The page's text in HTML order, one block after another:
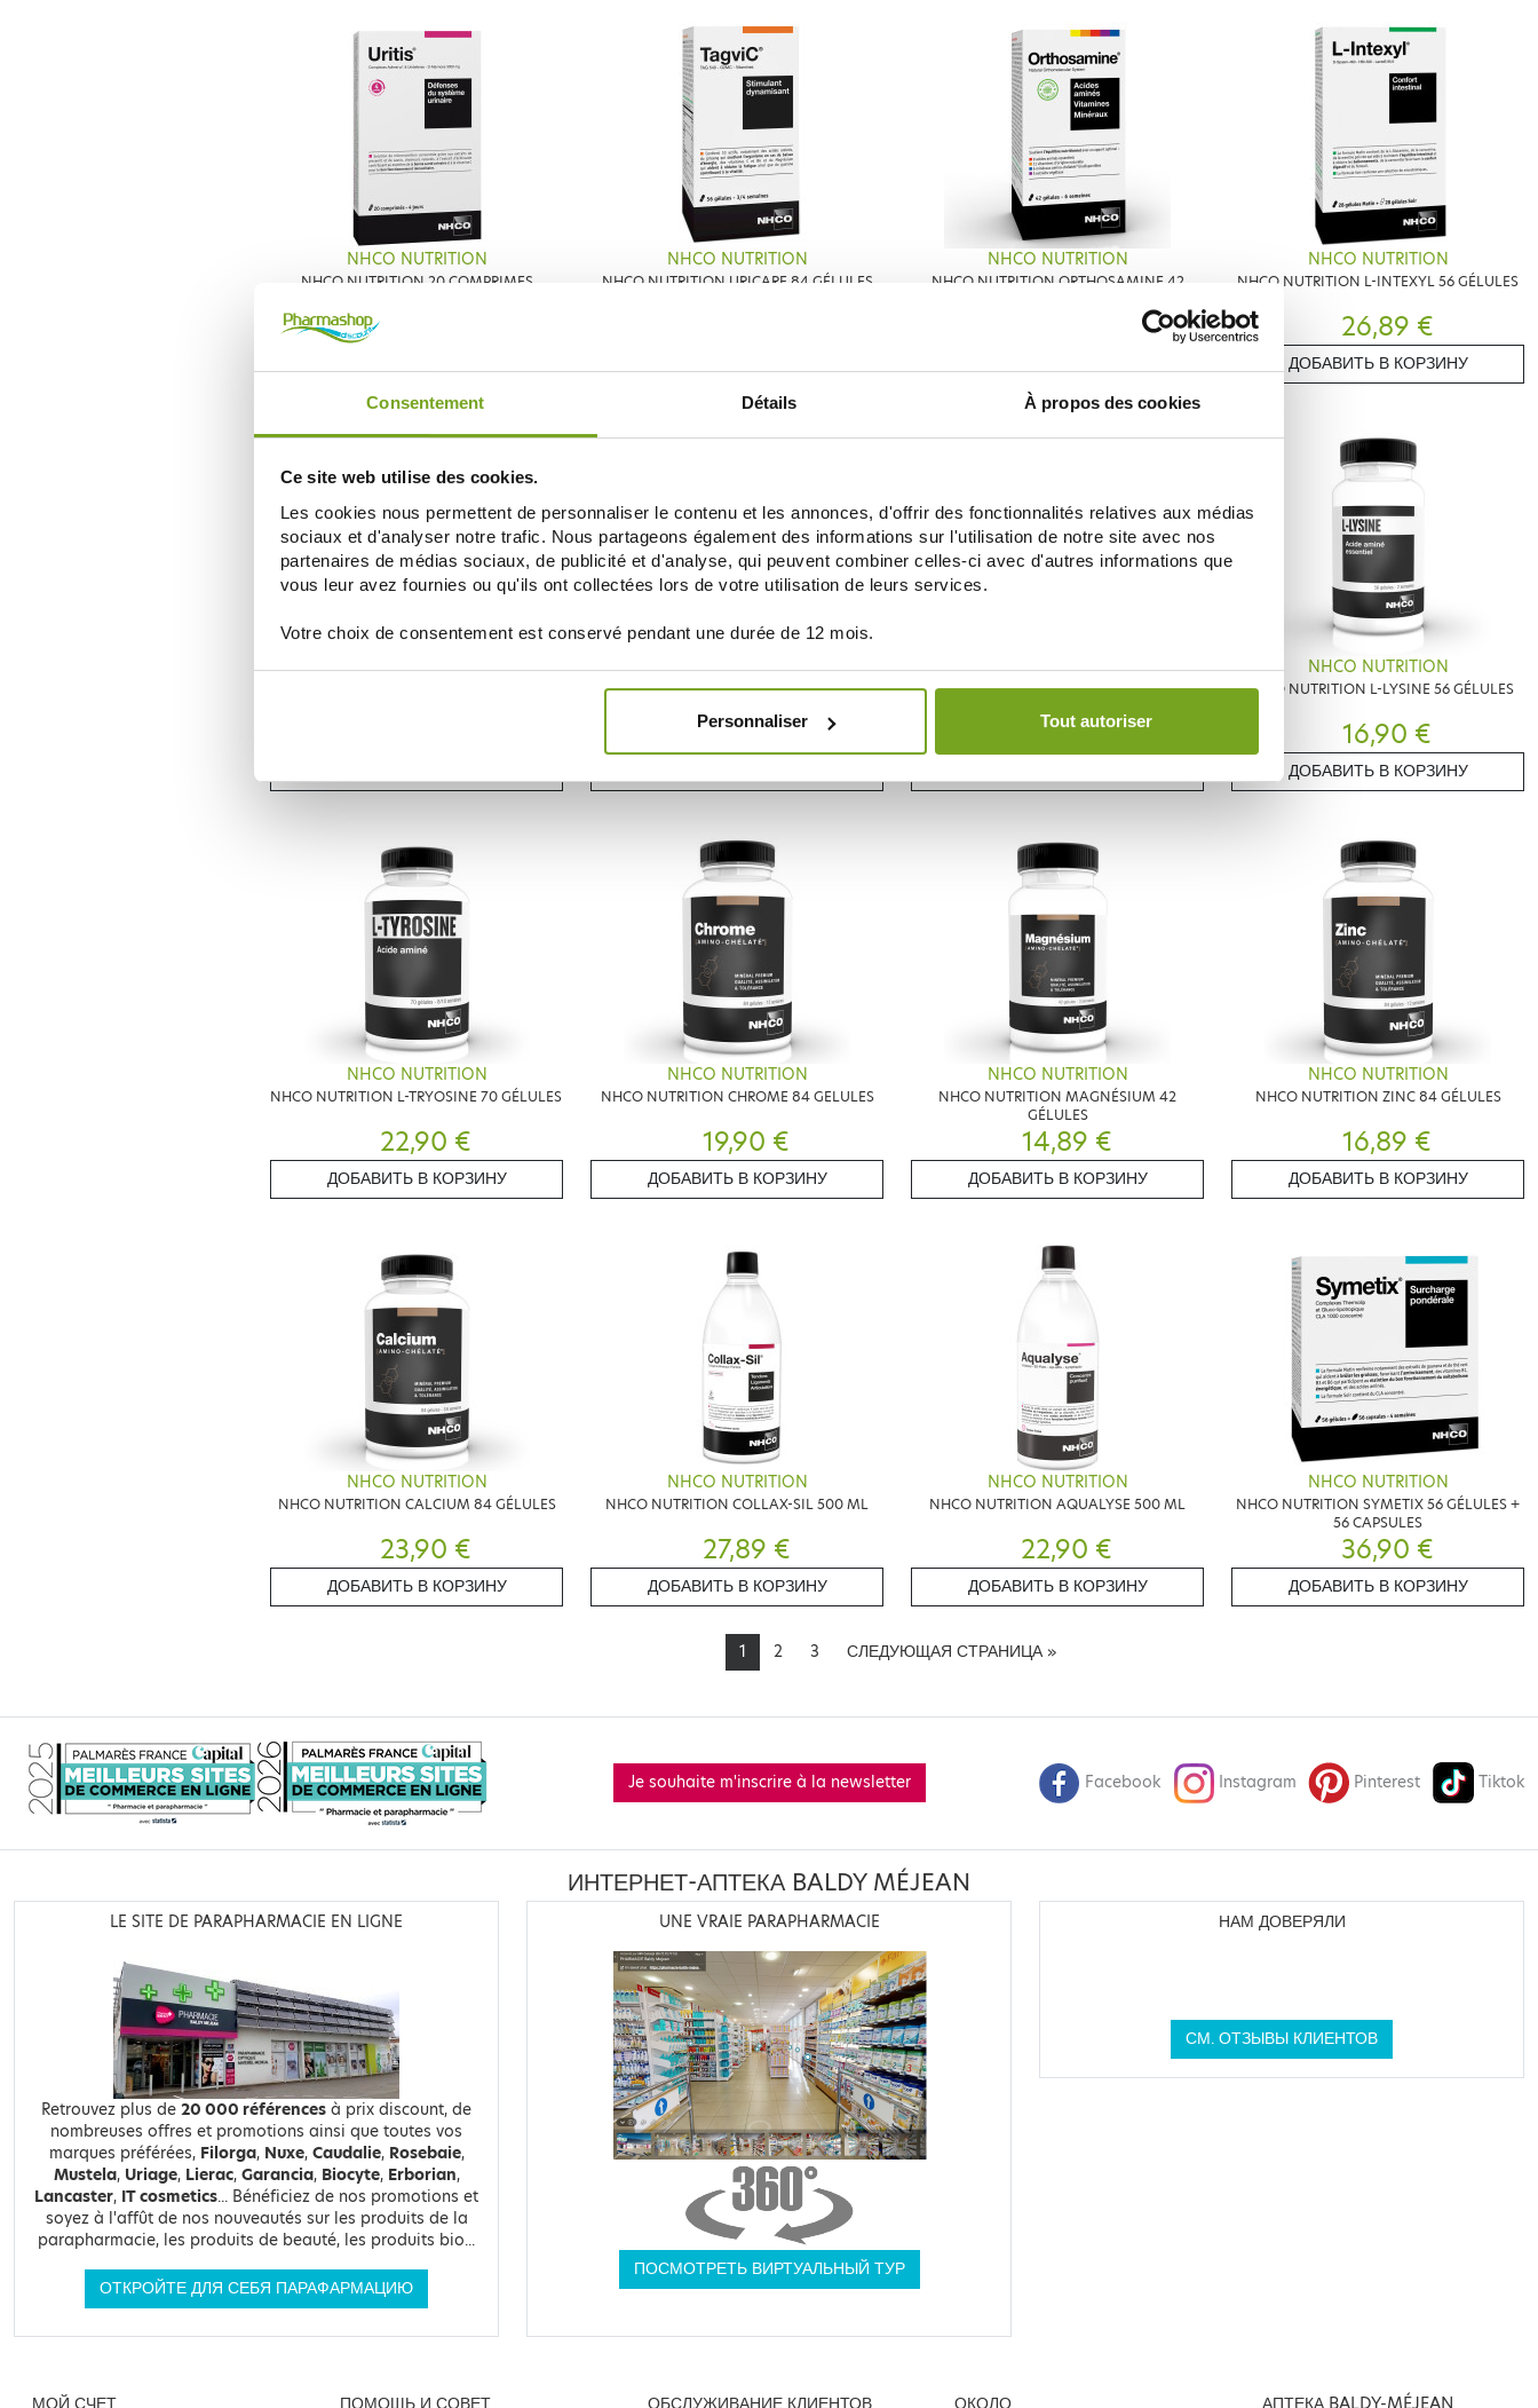
Consentement Détails À propos des cookies
Ce site web utilise des cookies.
Les cookies nous permettent de personnaliser le contenu et les annonces, d'offrir des fonctionnalités relatives aux médias
sociaux et d'analyser notre trafic. Nous partageons également des informations sur l'utilisation de notre site avec nos
partenaires de médias sociaux, de publicité et d'analyse, qui peuvent combiner celles-ci avec d'autres informations que
vous leur avez fournies ou qu'ils ont collectées lors de votre utilisation de leurs services.
Votre choix de consentement est conservé pendant une durée de 12 mois.
Personnaliser Tout autoriser
NHCO NUTRITION
NHCO NUTRITION 20 COMPRIMES
NHCO NUTRITION
NHCO NUTRITION URICARE 84 GÉLULES
NHCO NUTRITION
NHCO NUTRITION ORTHOSAMINE 42
NHCO NUTRITION
NHCO NUTRITION L-INTEXYL 56 GÉLULES
26,89 €
ДОБАВИТЬ В КОРЗИНУ
NHCO NUTRITION NHCO NUTRITION
NHCO NUTRITION L-ARGININE 84
22,90 €
NHCO NUTRITION
NHCO NUTRITION L-GLUTAMINE 84
21,90 €
NHCO NUTRITION
NHCO NUTRITION L-LYSINE 56 GÉLULES
16,90 €
ДОБАВИТЬ В КОРЗИНУ
NHCO NUTRITION
NHCO NUTRITION L-TRYOSINE 70 GÉLULES
22,90 €
ДОБАВИТЬ В КОРЗИНУ
NHCO NUTRITION
NHCO NUTRITION CHROME 84 GELULES
19,90 €
ДОБАВИТЬ В КОРЗИНУ
NHCO NUTRITION
NHCO NUTRITION MAGNÉSIUM 42
GÉLULES
14,89 €
ДОБАВИТЬ В КОРЗИНУ
NHCO NUTRITION
NHCO NUTRITION ZINC 84 GÉLULES
16,89 €
ДОБАВИТЬ В КОРЗИНУ
NHCO NUTRITION
NHCO NUTRITION CALCIUM 84 GÉLULES
23,90 €
ДОБАВИТЬ В КОРЗИНУ
NHCO NUTRITION
NHCO NUTRITION COLLAX-SIL 500 ML
27,89 €
ДОБАВИТЬ В КОРЗИНУ
NHCO NUTRITION
NHCO NUTRITION AQUALYSE 500 ML
22,90 €
ДОБАВИТЬ В КОРЗИНУ
NHCO NUTRITION
NHCO NUTRITION SYMETIX 56 GÉLULES +
56 CAPSULES
36,90 €
ДОБАВИТЬ В КОРЗИНУ
1 2 3 СЛЕДУЮЩАЯ СТРАНИЦА »
Je souhaite m'inscrire à la newsletter Facebook Instagram Pinterest Tiktok
ИНТЕРНЕТ-АПТЕКА BALDY MÉJEAN
LE SITE DE PARAPHARMACIE EN LIGNE
Retrouvez plus de 20 000 références à prix discount, de
nombreuses offres et promotions ainsi que toutes vos
marques préférées, Filorga, Nuxe, Caudalie, Rosebaie,
Mustela, Uriage, Lierac, Garancia, Biocyte, Erborian,
Lancaster, IT cosmetics... Bénéficiez de nos promotions et
soyez à l'affût de nos nouveautés sur les produits de la
parapharmacie, les produits de beauté, les produits bio...
ОТКРОЙТЕ ДЛЯ СЕБЯ ПАРАФАРМАЦИЮ
UNE VRAIE PARAPHARMACIE
ПОСМОТРЕТЬ ВИРТУАЛЬНЫЙ ТУР
НАМ ДОВЕРЯЛИ
СМ. ОТЗЫВЫ КЛИЕНТОВ
МОЙ СЧЕТ ПОМОЩЬ И СОВЕТ ОБСЛУЖИВАНИЕ КЛИЕНТОВ ОКОЛО АПТЕКА BALDY-MÉJEAN